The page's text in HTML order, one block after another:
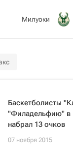
Милуоки
Баскетболисты
"Филадельфию" в
набрал 13 очков
07 ноября 2015